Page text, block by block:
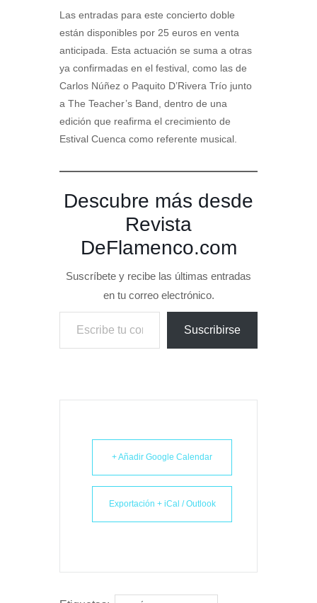
Las entradas para este concierto doble
están disponibles por 25 euros en venta
anticipada. Esta actuación se suma a otras
ya confirmadas en el festival, como las de
Carlos Núñez o Paquito D’Rivera Trío junto
a The Teacher’s Band, dentro de una
edición que reafirma el crecimiento de
Estival Cuenca como referente musical.
Descubre más desde
Revista
DeFlamenco.com
Suscríbete y recibe las últimas entradas
en tu correo electrónico.
Escribe tu correo electrónico…
Suscribirse
+ Añadir Google Calendar
Exportación + iCal / Outlook